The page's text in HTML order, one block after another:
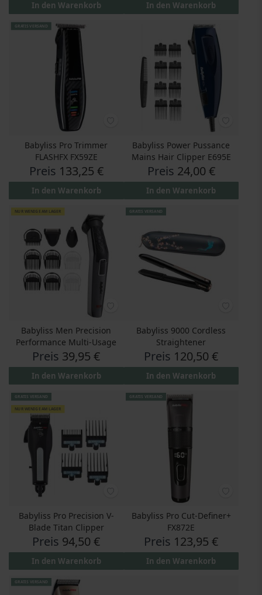
In den Warenkorb In den Warenkorb
GRATIS VERSAND
Babyliss Pro Trimmer
FLASHFX FX59ZE
Preis 133,25 €
In den Warenkorb
Babyliss Power Pussance
Mains Hair Clipper E695E
Preis 24,00 €
In den Warenkorb
NUR WENIGE AM LAGER
Babyliss Men Precision
Performance Multi-Usage
Preis 39,95 €
In den Warenkorb
GRATIS VERSAND
Babyliss 9000 Cordless
Straightener
Preis 120,50 €
In den Warenkorb
GRATIS VERSAND
NUR WENIGE AM LAGER
Babyliss Pro Precision V-
Blade Titan Clipper
Preis 94,50 €
In den Warenkorb
GRATIS VERSAND
Babyliss Pro Cut-Definer+
FX872E
Preis 123,95 €
In den Warenkorb
GRATIS VERSAND